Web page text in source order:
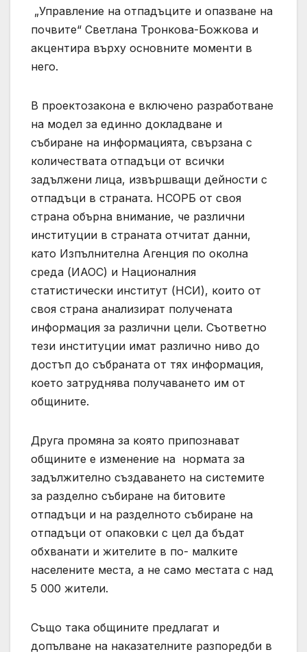
„Управление на отпадъците и опазване на
почвите“ Светлана Тронкова-Божкова и
акцентира върху основните моменти в
него.
В проектозакона е включено разработване
на модел за единно докладване и
събиране на информацията, свързана с
количествата отпадъци от всички
задължени лица, извършващи дейности с
отпадъци в страната. НСОРБ от своя
страна обърна внимание, че различни
институции в страната отчитат данни,
като Изпълнителна Агенция по околна
среда (ИАОС) и Националния
статистически институт (НСИ), които от
своя страна анализират получената
информация за различни цели. Съответно
тези институции имат различно ниво до
достъп до събраната от тях информация,
което затруднява получаването им от
общините.
Друга промяна за която припознават
общините е изменение на нормата за
задължително създаването на системите
за разделно събиране на битовите
отпадъци и на разделното събиране на
отпадъци от опаковки с цел да бъдат
обхванати и жителите в по- малките
населените места, а не само местата с над
5 000 жители.
Също така общините предлагат и
допълване на наказателните разпоредби в